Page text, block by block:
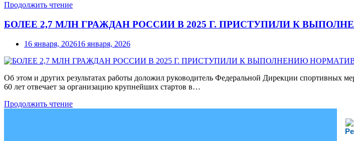
Продолжить чтение
БОЛЕЕ 2,7 МЛН ГРАЖДАН РОССИИ В 2025 Г. ПРИСТУПИЛИ К
16 января, 202616 января, 2026
Об этом и других результатах работы доложил руководитель Федеральной Дирекции спортивных
60 лет отвечает за организацию крупнейших стартов в…
Продолжить чтение